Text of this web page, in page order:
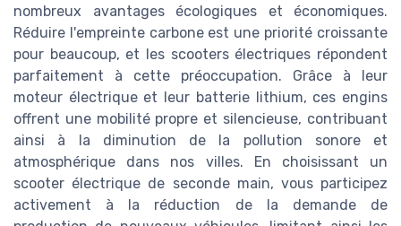
nombreux avantages écologiques et économiques.
Réduire l'empreinte carbone est une priorité croissante
pour beaucoup, et les scooters électriques répondent
parfaitement à cette préoccupation. Grâce à leur
moteur électrique et leur batterie lithium, ces engins
offrent une mobilité propre et silencieuse, contribuant
ainsi à la diminution de la pollution sonore et
atmosphérique dans nos villes. En choisissant un
scooter électrique de seconde main, vous participez
activement à la réduction de la demande de